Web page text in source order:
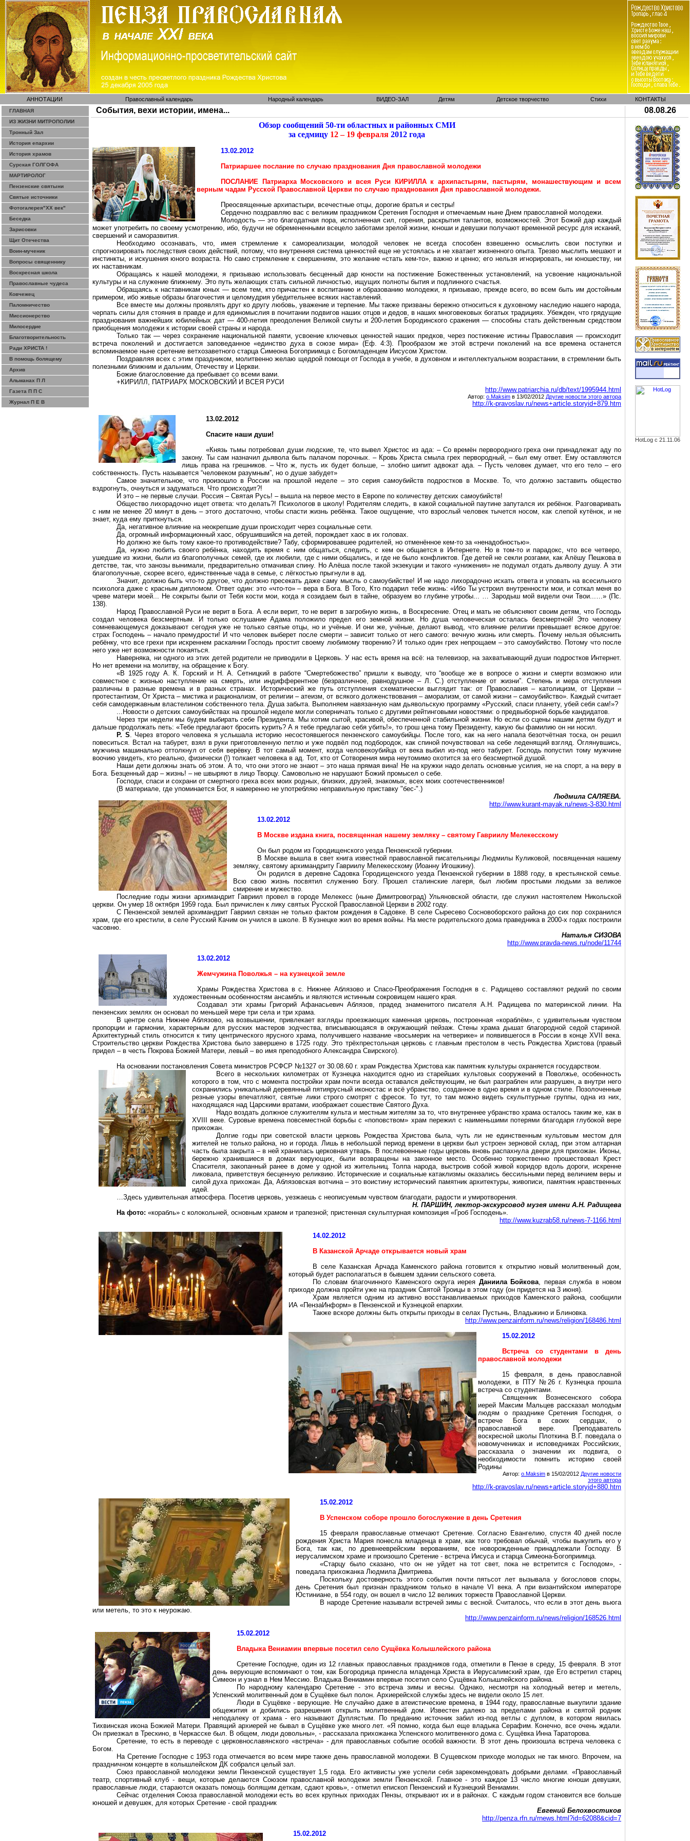
АННОТАЦИИ Православный календарь Народный календарь ВИДЕО-ЗАЛ Детям Детское творчество Стихи КОНТАКТЫ
ГЛАВНАЯ
ИЗ ЖИЗНИ МИТРОПОЛИИ
Тронный Зал
История епархии
История храмов
Сурская ГОЛГОФА
МАРТИРОЛОГ
Пензенские святыни
Святые источники
Фотогалерея"ХХ век"
Беседка
Зарисовки
Щит Отечества
Воин-мученик
Вопросы священнику
Воскресная школа
Православные чудеса
Ковчежец
Паломничество
Миссионерство
Милосердие
Благотворительность
Ради ХРИСТА !
В помощь болящему
Архив
Альманах П Л
Газета П П С
Журнал П Е В
События, вехи истории, имена...
08.08.26
Обзор сообщений 50-ти областных и районных СМИ
за седмицу 12 – 19 февраля 2012 года
13.02.2012
Патриаршее послание по случаю празднования Дня православной молодежи
ПОСЛАНИЕ Патриарха Московского и всея Руси КИРИЛЛА к архипастырям, пастырям, монашествующим и всем
верным чадам Русской Православной Церкви по случаю празднования Дня православной молодежи.
Преосвященные архипастыри, всечестные отцы, дорогие братья и сестры!
Сердечно поздравляю вас с великим праздником Сретения Господня и отмечаемым ныне Днем православной молодежи.
Молодость — это благодатная пора, исполненная сил, горения, раскрытия талантов, возможностей. Этот Божий дар каждый
может употребить по своему усмотрению, ибо, будучи не обремененными всецело заботами зрелой жизни, юноши и девушки получают временной ресурс для исканий,
свершений и саморазвития.
Необходимо осознавать, что, имея стремление к самореализации, молодой человек не всегда способен взвешенно осмыслить свои поступки и
спрогнозировать последствия своих действий, потому, что внутренняя система ценностей еще не устоялась и не хватает жизненного опыта. Трезво мыслить мешают и
инстинкты, и искушения юного возраста. Но само стремление к свершениям, это желание «стать кем-то», важно и ценно; его нельзя игнорировать, ни юношеству, ни
их наставникам.
Обращаясь к нашей молодежи, я призываю использовать бесценный дар юности на постижение Божественных установлений, на усвоение национальной
культуры и на служение ближнему. Это путь желающих стать сильной личностью, ищущих полноты бытия и подлинного счастья.
Обращаясь к наставникам юных — всем тем, кто причастен к воспитанию и образованию молодежи, я призываю, прежде всего, во всем быть им достойным
примером, ибо живые образы благочестия и целомудрия убедительнее всяких наставлений.
Все вместе мы должны проявлять друг ко другу любовь, уважение и терпение. Мы также призваны бережно относиться к духовному наследию нашего народа,
черпать силы для стояния в правде и для единомыслия в почитании подвигов наших отцов и дедов, в наших многовековых богатых традициях. Убежден, что грядущие
празднования важнейших юбилейных дат — 400-летия преодоления Великой смуты и 200-летия Бородинского сражения — способны стать действенным средством
приобщения молодежи к истории своей страны и народа.
Только так — через сохранение национальной памяти, усвоение ключевых ценностей наших предков, через постижение истины Православия — происходит
встреча поколений и достигается заповеданное «единство духа в союзе мира» (Еф. 4:3). Прообразом же этой встречи поколений на все времена останется
вспоминаемое ныне сретение ветхозаветного старца Симеона Богоприимца с Богомладенцем Иисусом Христом.
Поздравляя всех с этим праздником, молитвенно желаю щедрой помощи от Господа в учебе, в духовном и интеллектуальном возрастании, в стремлении быть
полезными ближним и дальним, Отечеству и Церкви.
Божие благословение да пребывает со всеми вами.
+КИРИЛЛ, ПАТРИАРХ МОСКОВСКИЙ И ВСЕЯ РУСИ
http://www.patriarchia.ru/db/text/1995944.html
Автор: o.Maksim в 13/02/2012 Другие новости этого автора
http://k-pravoslav.ru/news+article.storyid+879.htm
13.02.2012
Спасите наши души!
«Князь тьмы потребовал души людские, те, что вывел Христос из ада: – Со времён первородного греха они принадлежат аду по
закону. Ты сам назначил дьявола быть палачом порочных. – Кровь Христа смыла грех первородный, – был ему ответ. Ему оставляются
лишь права на грешников. – Что ж, пусть их будет больше, – злобно шипит адвокат ада. – Пусть человек думает, что его тело – его
собственность. Пусть называется “человеком разумным”, но о душе забудет»
Самое значительное, что произошло в России на прошлой неделе – это серия самоубийств подростков в Москве. То, что должно заставить общество
вздрогнуть, очнуться и задуматься. Что происходит?!
И это – не первые случаи. Россия – Святая Русь! – вышла на первое место в Европе по количеству детских самоубийств!
Общество лихорадочно ищет ответа: что делать?! Психологов в школу! Родителям следить, в какой социальной паутине запутался их ребёнок. Разговаривать
с ним не менее 20 минут в день – этого достаточно, чтобы спасти жизнь ребёнка. Такое ощущение, что взрослый человек тычется носом, как слепой кутёнок, и не
знает, куда ему приткнуться.
Да, негативное влияние на неокрепшие души происходит через социальные сети.
Да, огромный информационный хаос, обрушившийся на детей, порождает хаос в их головах.
Но должно же быть тому какое-то противодействие? Табу, сформировавшее родителей, но отменённое кем-то за «ненадобностью».
Да, нужно любить своего ребёнка, находить время с ним общаться, следить, с кем он общается в Интернете. Но в том-то и парадокс, что все четверо,
ушедшие из жизни, были из благополучных семей, где их любили, где с ними общались, и где не было конфликтов. Где детей не секли розгами, как Алёшу Пешкова в
детстве, так, что занозы вынимали, предварительно отмачивая спину. Но Алёша после такой экзекуции и такого «унижения» не подумал отдать дьяволу душу. А эти
благополучные, скорее всего, единственные чада в семье, с лёгкостью прыгнули в ад.
Значит, должно быть что-то другое, что должно пресекать даже саму мысль о самоубийстве! И не надо лихорадочно искать ответа и уповать на всесильного
психолога даже с красным дипломом. Ответ один: это «что-то» – вера в Бога. В Того, Кто подарил тебе жизнь: «Ибо Ты устроил внутренности мои, и соткал меня во
чреве матери моей... Не сокрыты были от Тебя кости мои, когда я созидаем был в тайне, образуем во глубине утробы... … Зародыш мой видели очи Твои...…» (Пс.
138).
Народ Православной Руси не верит в Бога. А если верит, то не верит в загробную жизнь, в Воскресение. Отец и мать не объясняют своим детям, что Господь
создал человека безсмертным. И только ослушание Адама положило предел его земной жизни. Но душа человеческая осталась безсмертной! Это человеку
сомневающемуся доказывают сегодня уже не только святые отцы, но и учёные. И они же, учёные, делают вывод, что влияние религии превышает всякое другое:
страх Господень – начало премудрости! И что человек выберет после смерти – зависит только от него самого: вечную жизнь или смерть. Почему нельзя объяснить
ребёнку, что все грехи при искреннем раскаянии Господь простит своему любимому творению? И только один грех непрощаем – это самоубийство. Потому что после
него уже нет возможности покаяться.
Наверняка, ни одного из этих детей родители не приводили в Церковь. У нас есть время на всё: на телевизор, на захватывающий души подростков Интернет.
Но нет времени на молитву, на обращение к Богу.
«В 1925 году А. К. Горский и Н. А. Сетницкий в работе “Смертебожество” пришли к выводу, что “вообще же в вопросе о жизни и смерти возможно или
совместное с жизнью наступление на смерть, или индифферентное (безразличное, равнодушное – Л. С.) отступление от жизни”. Степень и мера отступления
различны в разные времена и в разных странах. Исторический же путь отступления схематически выглядит так: от Православия – католицизм, от Церкви –
протестантизм, От Христа – мистика и рационализм, от религии – атеизм, от всякого долженствования – аморализм, от самой жизни – самоубийство». Каждый считает
себя самодержавным властелином собственного тела. Душа забыта. Выполняем навязанную нам дьявольскую программу «Русский, спаси планету, убей себя сам!»?
...Новости о детских самоубийствах на прошлой неделе могли соперничать только с другими рейтинговыми новостями: о предвыборной борьбе кандидатов.
Через три недели мы будем выбирать себе Президента. Мы хотим сытой, красивой, обеспеченной стабильной жизни. Но если со сцены нашим детям будут и
дальше продолжать петь: «Тебе предлагают бросить курить? А я тебе предлагаю себя убить!», то грош цена тому Президенту, какую бы фамилию он ни носил.
P. S. Через второго человека я услышала историю несостоявшегося пензенского самоубийцы. После того, как на него напала безотчётная тоска, он решил
повеситься. Встал на табурет, взял в руки приготовленную петлю и уже подвёл под подбородок, как спиной почувствовал на себе леденящий взгляд. Оглянувшись,
мужчина машинально оттолкнул от себя верёвку. В тот самый момент, когда человекоубийца от века выбил из-под него табурет. Господь попустил тому мужчине
воочию увидеть, кто реально, физически (!) толкает человека в ад. Тот, кто от Сотворения мира неутомимо охотится за его безсмертной душой.
Наши дети должны знать об этом. А то, что они этого не знают – это наша прямая вина! Не на кружки надо делать основные усилия, не на спорт, а на веру в
Бога. Безценный дар – жизнь! – не швыряют в лицо Творцу. Самовольно не нарушают Божий промысел о себе.
Господи, спаси и сохрани от смертного греха всех моих родных, близких, друзей, знакомых, всех моих соотечественников!
(В материале, где упоминается Бог, я намеренно не употребляю неправильную приставку "бес-".)
Людмила САЛЯЕВА.
http://www.kurant-mayak.ru/news-3-830.html
13.02.2012
В Москве издана книга, посвященная нашему земляку – святому Гавриилу Мелекесскому
Он был родом из Городищенского уезда Пензенской губернии.
В Москве вышла в свет книга известной православной писательницы Людмилы Куликовой, посвященная нашему
земляку, святому архимандриту Гавриилу Мелекесскому (Иоанну Игошкину).
Он родился в деревне Садовка Городищенского уезда Пензенской губернии в 1888 году, в крестьянской семье.
Всю свою жизнь посвятил служению Богу. Прошел сталинские лагеря, был любим простыми людьми за великое
смирение и мужество.
Последние годы жизни архимандрит Гавриил провел в городе Мелекесс (ныне Димитровоград) Ульяновской области, где служил настоятелем Никольской
церкви. Он умер 18 октября 1959 года. Был причислен к лику святых Русской Православной Церкви в 2002 году.
С Пензенской землей архимандрит Гавриил связан не только фактом рождения в Садовке. В селе Сырeсево Сосновоборского района до сих пор сохранился
храм, где его крестили, в селе Русский Качим он учился в школе. В Кузнецке жил во время войны. На месте родительского дома праведника в 2000-х годах построили
часовню.
Наталья СИЗОВА
http://www.pravda-news.ru/node/11744
13.02.2012
Жемчужина Поволжья – на кузнецкой земле
Храмы Рождества Христова в с. Нижнее Аблязово и Спасо-Преображения Господня в с. Радищево составляют редкий по своим
художественным особенностям ансамбль и являются истинным сокровищем нашего края.
Создавал эти храмы Григорий Афанасьевич Аблязов, прадед знаменитого писателя А.Н. Радищева по материнской линии. На
пензенских землях он основал по меньшей мере три села и три храма.
В центре села Нижнее Аблязово, на возвышении, привлекает взгляды проезжающих каменная церковь, построенная «кораблём», с удивительным чувством
пропорции и гармонии, характерным для русских мастеров зодчества, вписывающаяся в окружающий пейзаж. Стены храма дышат благородной седой стариной.
Архитектурный стиль относится к типу центрического ярусного храма, получившего название «восьмерик на четверике» и появившегося в России в конце ХVII века.
Строительство церкви Рождества Христова было завершено в 1725 году. Это трёхпрестольная церковь с главным престолом в честь Рождества Христова (правый
придел – в честь Покрова Божией Матери, левый – во имя преподобного Александра Свирского).
На основании постановления Совета министров РСФСР №1327 от 30.08.60 г. храм Рождества Христова как памятник культуры охраняется государством.
Всего в нескольких километрах от Кузнецка находится одно из старейших культовых сооружений в Поволжье, особенность
которого в том, что с момента постройки храм почти всегда оставался действующим, не был разграблен или разрушен, а внутри него
сохранились уникальный деревянный пятиярусный иконостас и всё убранство, созданное в одно время и в одном стиле. Позолоченные
резные узоры впечатляют, святые лики строго смотрят с фресок. То тут, то там можно видеть скульптурные группы, одна из них,
находящаяся над Царскими вратами, изображает сошествие Святого Духа.
Надо воздать должное служителям культа и местным жителям за то, что внутреннее убранство храма осталось таким же, как в
ХVIII веке. Суровые времена повсеместной борьбы с «поповством» храм пережил с наименьшими потерями благодаря глубокой вере
прихожан.
Долгие годы при советской власти церковь Рождества Христова была, чуть ли не единственным культовым местом для
жителей не только района, но и города. Лишь в небольшой период времени в церкви был устроен зерновой склад, при этом алтарная
часть была закрыта – в ней хранилась церковная утварь. В послевоенные годы церковь вновь распахнула двери для прихожан. Иконы,
бережно хранившиеся в домах верующих, были возвращены на законное место. Особенно торжественно прошествовал Крест
Спасителя, закопанный ранее в доме у одной из жительниц. Толпа народа, выстроив собой живой коридор вдоль дороги, искренне
ликовала, приветствуя бесценную реликвию. Исторические и социальные катаклизмы оказались бессильными перед величием веры и
силой духа прихожан. Да, Аблязовская вотчина – это воистину исторический памятник архитектуры, живописи, памятник нравственных
идей.
…Здесь удивительная атмосфера. Посетив церковь, уезжаешь с неописуемым чувством благодати, радости и умиротворения.
Н. ПАРШИН, лектор-экскурсовод музея имени А.Н. Радищева
На фото: «корабль» с колокольней, основным храмом и трапезной; пристенная скульптурная композиция «Гроб Господень».
http://www.kuzrab58.ru/news-7-1166.html
14.02.2012
В Казанской Арчаде открывается новый храм
В селе Казанская Арчада Каменского района готовится к открытию новый молитвенный дом,
который будет располагаться в бывшем здании сельского совета.
По словам благочинного Каменского округа иерея Даниила Бойкова, первая служба в новом
приходе должна пройти уже на праздник Святой Троицы в этом году (он придется на 3 июня).
Храм является одним из активно восстанавливаемых приходов Каменского района, сообщили
ИА «ПензаИнформ» в Пензенской и Кузнецкой епархии.
Также вскоре должны быть открыты приходы в селах Пустынь, Владыкино и Блиновка.
http://www.penzainform.ru/news/religion/168486.html
15.02.2012
Встреча со студентами в день
православной молодежи
15 февраля, в день православной
молодежи, в ПТУ №26 г. Кузнецка прошла
встреча со студентами.
Священник Вознесенского собора
иерей Максим Мальцев рассказал молодым
людям о празднике Сретения Господня, о
встрече Бога в своих сердцах, о
православной вере. Преподаватель
воскресной школы Плоткина В.Г. поведала о
новомучениках и исповедниках Российских,
рассказала о значении их подвига, о
необходимости помнить историю своей
Родины
Автор: o.Maksim в 15/02/2012 Другие новости
этого автора
http://k-pravoslav.ru/news+article.storyid+880.htm
15.02.2012
В Успенском соборе прошло богослужение в день Сретения
15 февраля православные отмечают Сретение. Согласно Евангелию, спустя 40 дней после
рождения Христа Мария понесла младенца в храм, как того требовал обычай, чтобы выкупить его у
Бога, так как, по древнееврейским верованиям, все новорожденные принадлежали Господу. В
иерусалимском храме и произошло Сретение - встреча Иисуса и старца Симеона-Богоприимца.
«Старцу было сказано, что он не уйдет на тот свет, пока не встретится с Господом», -
поведала прихожанка Людмила Дмитриева.
Поскольку достоверность этого события почти пятьсот лет вызывала у богословов споры,
день Сретения был признан праздником только в начале VI века. А при византийском императоре
Юстиниане, в 554 году, он вошел в число 12 великих торжеств Православной Церкви.
В народе Сретение называли встречей зимы с весной. Считалось, что если в этот день вьюга
или метель, то это к неурожаю.
http://www.penzainform.ru/news/religion/168526.html
15.02.2012
Владыка Вениамин впервые посетил село Сущёвка Колышлейского района
Сретение Господне, один из 12 главных православных праздников года, отметили в Пензе в среду, 15 февраля. В этот
день верующие вспоминают о том, как Богородица принесла младенца Христа в Иерусалимский храм, где Его встретил старец
Симеон и узнал в Нем Мессию. Владыка Вениамин впервые посетил село Сущёвка Колышлейского района.
По народному календарю Сретение - это встреча зимы и весны. Однако, несмотря на холодный ветер и метель,
Успенский молитвенный дом в Сущёвке был полон. Архиерейской службы здесь не видели около 15 лет.
Люди в Сущёвке - верующие. Не случайно даже в атеистические времена, в 1944 году, православные выкупили здание
общежития и добились разрешения открыть молитвенный дом. Известен далеко за пределами района и святой родник
неподалеку от храма - его называют Дуплястым. По преданию источник забил из-под ветлы с дуплом, в котором явилась
Тихвинская икона Божией Матери. Правящий архиерей не бывал в Сущёвке уже много лет. «Я помню, когда был еще владыка Серафим. Конечно, все очень ждали.
Он приезжал в Трескино, в Черкасске был. В общем, люди довольны», - рассказала прихожанка Успенского молитвенного дома с. Сущёвка Инна Тараторова.
Сретение, то есть в переводе с церковнославянского «встреча» - для православных событие особой важности. В этот день произошла встреча человека с
Богом.
На Сретение Господне с 1953 года отмечается во всем мире также день православной молодежи. В Сущевском приходе молодых не так много. Впрочем, на
праздничном концерте в колышлейском ДК собрался целый зал.
Союз православной молодежи земли Пензенской существует 1,5 года. Его активисты уже успели себя зарекомендовать добрыми делами. «Православный
театр, спортивный клуб - вещи, которые делаются Союзом православной молодежи земли Пензенской. Главное - это каждое 13 число многие юноши девушки,
православные люди, стараются оказать помощь болящим деткам, сдают кровь», - отметил епископ Пензенский и Кузнецкий Вениамин.
Сейчас отделения Союза православной молодежи есть во всех крупных приходах Пензы, открывают их и в районах. С каждым годом становится все больше
юношей и девушек, для которых Сретение - свой праздник
Евгений Белохвостиков
http://penza.rfn.ru/rnews.html?id=62088&cid=7
15.02.2012
HotLog с 21.11.06